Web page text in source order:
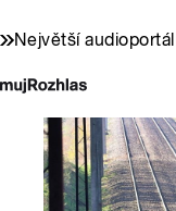
Největší